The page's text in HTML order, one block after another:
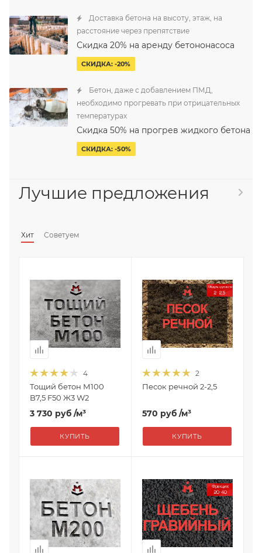
Доставка бетона на высоту, этаж, на
расстояние через препятствие
Скидка 20% на аренду бетононасоса
СКИДКА: -20%
Бетон, даже с добавлением ПМД,
необходимо прогревать при отрицательных
температурах
Скидка 50% на прогрев жидкого бетона
СКИДКА: -50%
Лучшие предложения
Хит Советуем
4
Тощий бетон М100
B7,5 F50 Ж3 W2
3 730 руб /м³
КУПИТЬ
2
Песок речной 2-2,5
570 руб /м³
КУПИТЬ